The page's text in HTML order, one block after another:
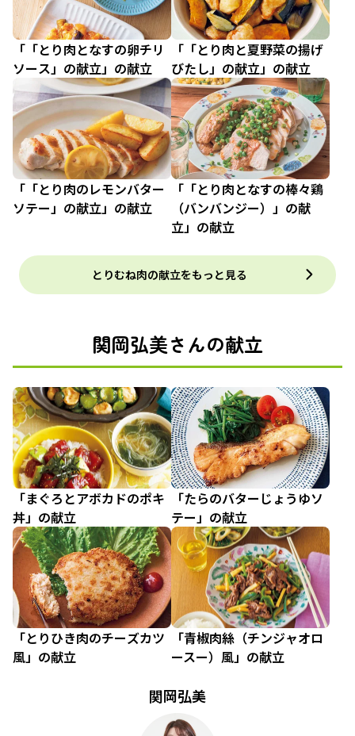
「「とり肉となすの卵チリ
ソース」の献立」の献立
「「とり肉と夏野菜の揚げ
びたし」の献立」の献立
「「とり肉のレモンバター
ソテー」の献立」の献立
「「とり肉となすの棒々鶏
（バンバンジー）」の献
立」の献立
とりむね肉の献立をもっと見る
関岡弘美さんの献立
「まぐろとアボカドのポキ
丼」の献立
「たらのバターじょうゆソ
テー」の献立
「とりひき肉のチーズカツ
風」の献立
「青椒肉絲（チンジャオロ
ースー）風」の献立
関岡弘美